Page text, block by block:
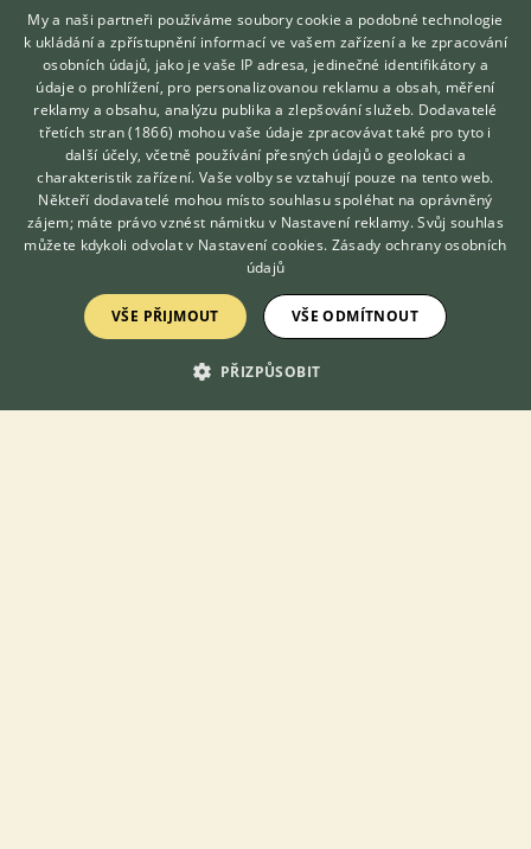
Ostrava, okr. Ostrava-město
Miki1983 38×
Zobrazit více inzerátů (287)
KONTAKT DO REDAKCE WEBU
redakce@ifauna.cz
nonstop
Hledáte zvířecího kamaráda?
Zdarma vám poradí
VETERINÁŘ ONLINE
KONZULTOVAT S
VETERINÁŘEM
My a naši partneři používáme soubory cookie a podobné technologie
k ukládání a zpřístupnění informací ve vašem zařízení a ke zpracování
osobních údajů, jako je vaše IP adresa, jedinečné identifikátory a
údaje o prohlížení, pro personalizovanou reklamu a obsah, měření
reklamy a obsahu, analýzu publika a zlepšování služeb. Dodavatelé
třetích stran (1866) mohou vaše údaje zpracovávat také pro tyto i
další účely, včetně používání přesných údajů o geolokaci a
charakteristik zařízení. Vaše volby se vztahují pouze na tento web.
Někteří dodavatelé mohou místo souhlasu spoléhat na oprávněný
zájem; máte právo vznést námitku v Nastavení reklamy. Svůj souhlas
můžete kdykoli odvolat v Nastavení cookies. Zásady ochrany osobních
údajů
VŠE PŘIJMOUT VŠE ODMÍTNOUT
PŘIZPŮSOBIT